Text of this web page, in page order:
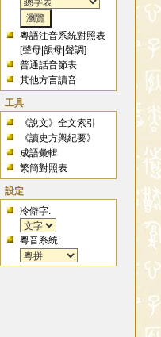
粵語注音系統對照表
[聲母 |韻母 |聲調]
普通話音節表
其他方言讀音
工具
《說文》全文索引
《讀史方輿紀要》
成語彙輯
繁簡對照表
設定
冷僻字:
粵音系統: